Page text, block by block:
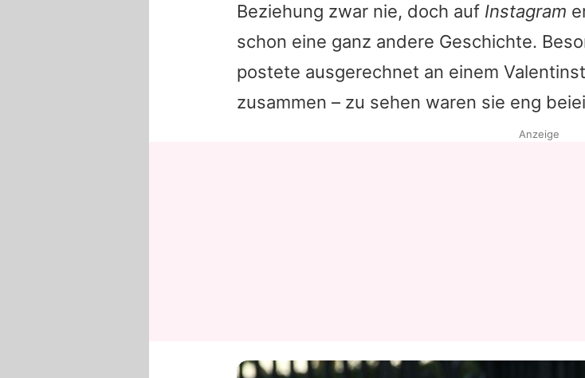
Redaktionelle
Impressum
Beziehung zwar nie, doch auf Instagram
schon eine ganz andere Geschichte.
postete ausgerechnet an einem
zusammen – zu sehen waren sie eng
Anzeige